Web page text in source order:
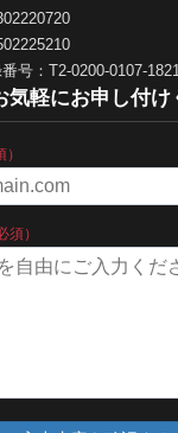
号：T2-0200-0107-1821
気軽にお申し付け
）
須）